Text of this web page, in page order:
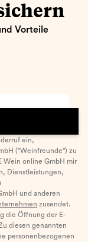
Vorteile
ein,
("Weinfreunde") zu
Wein online GmbH mir
Dienstleistungen,
und anderen
zusendet.
die Öffnung der E-
diesen genannten
personenbezogenen